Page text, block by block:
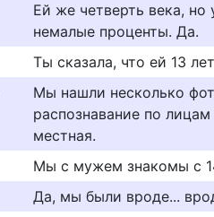
Ей же четверть века,
немалые проценты. Да.
Ты сказала, что ей 13
Мы нашли несколько
распознавание по
местная.
Мы с мужем знакомы с
Да, мы были вроде...